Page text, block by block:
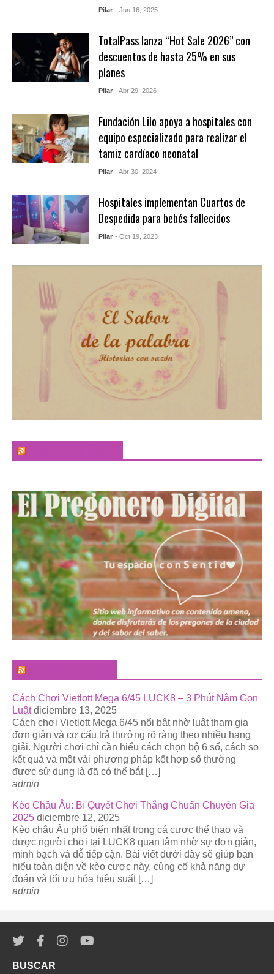
Pilar - Jun 16, 2025
TotalPass lanza “Hot Sale 2026” con
descuentos de hasta 25% en sus
planes
Pilar - Abr 29, 2026
Fundación Lilo apoya a hospitales con
equipo especializado para realizar el
tamiz cardíaco neonatal
Pilar - Abr 30, 2024
Hospitales implementan Cuartos de
Despedida para bebés fallecidos
Pilar - Oct 19, 2023
Cách Chơi Vietlott Mega 6/45 LUCK8 – 3 Phút Nắm Gọn
Luật diciembre 13, 2025
Cách chơi Vietlott Mega 6/45 nổi bật nhờ luật tham gia
đơn giản và cơ cấu trả thưởng rõ ràng theo nhiều hạng
giải. Người chơi chỉ cần hiểu cách chọn bộ 6 số, cách so
kết quả và một vài phương pháp kết hợp số thường
được sử dụng là đã có thể bắt […]
admin
Kèo Châu Âu: Bí Quyết Chơi Thắng Chuẩn Chuyên Gia
2025 diciembre 12, 2025
Kèo châu Âu phổ biến nhất trong cá cược thể thao và
được người chơi tại LUCK8 quan tâm nhờ sự đơn giản,
minh bạch và dễ tiếp cận. Bài viết dưới đây sẽ giúp bạn
hiểu toàn diện về kèo cược này, củng cố khả năng dự
đoán và tối ưu hóa hiệu suất […]
admin
BUSCAR